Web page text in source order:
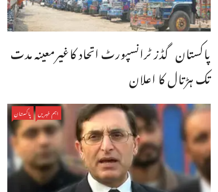
پاکستان گڈز ٹرانسپورٹ اتحاد کاغیرمعینہ مدت
تک ہڑتال کا اعلان
اہم خبریں پاکستان